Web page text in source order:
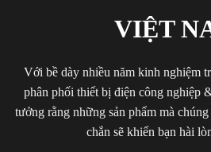
VIỆT
Với bề dày nhiều năm kinh nghiệm
phân phối thiết bị điện công nghiệp
tưởng rằng những sản phẩm mà
chắn sẽ khiến bạn hài